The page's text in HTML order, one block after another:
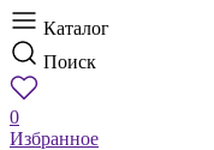
Каталог
Поиск
0
Избранное